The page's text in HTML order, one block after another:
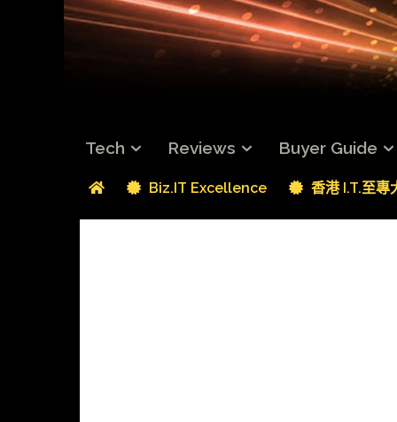
Tech Reviews Buyer Guide
Biz.IT Excellence 香港 I.T.至專